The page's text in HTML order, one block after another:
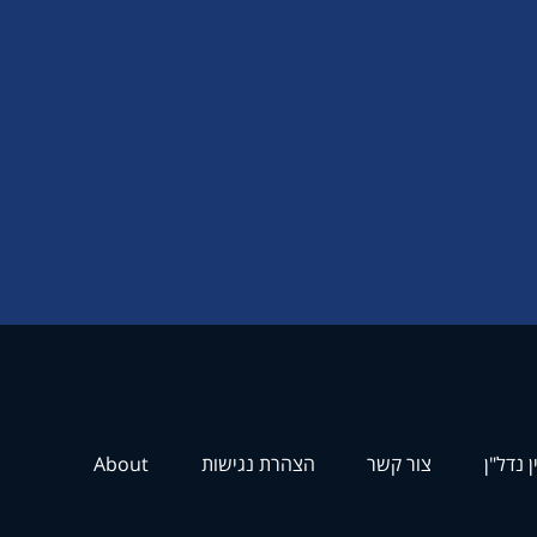
נדל"ן צור קשר הצהרת נגישות About